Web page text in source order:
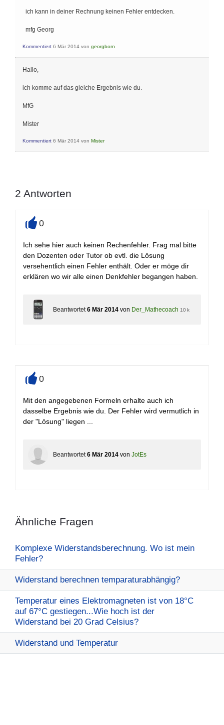
ich kann in deiner Rechnung keinen Fehler entdecken.
mfg Georg
Kommentiert 6 Mär 2014 von georgborn
Hallo,
ich komme auf das gleiche Ergebnis wie du.
MfG
Mister
Kommentiert 6 Mär 2014 von Mister
2 Antworten
0
Ich sehe hier auch keinen Rechenfehler. Frag mal bitte
den Dozenten oder Tutor ob evtl. die Lösung
versehentlich einen Fehler enthält. Oder er möge dir
erklären wo wir alle einen Denkfehler begangen haben.
Beantwortet 6 Mär 2014 von Der_Mathecoach 10 k
0
Mit den angegebenen Formeln erhalte auch ich
dasselbe Ergebnis wie du. Der Fehler wird vermutlich in
der "Lösung" liegen ...
Beantwortet 6 Mär 2014 von JotEs
Ähnliche Fragen
Komplexe Widerstandsberechnung. Wo ist mein
Fehler?
Widerstand berechnen temparaturabhängig?
Temperatur eines Elektromagneten ist von 18°C
auf 67°C gestiegen...Wie hoch ist der
Widerstand bei 20 Grad Celsius?
Widerstand und Temperatur